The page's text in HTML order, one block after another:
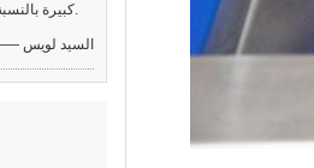
كبيرة بالنسبة لي وحسنت من كفاءة الإنتاج.
—— السيد لويس